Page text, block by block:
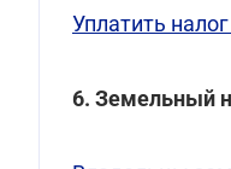
Уплатить
6. Земельный